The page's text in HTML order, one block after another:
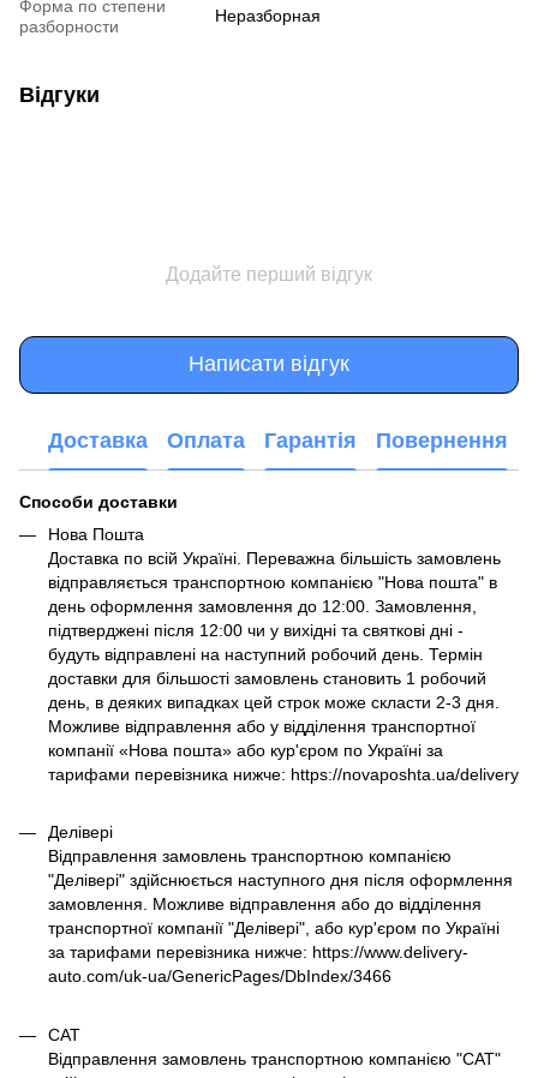
Форма по степени
разборности
Неразборная
Відгуки
Додайте перший відгук
Написати відгук
Доставка Оплата Гарантія Повернення
Способи доставки
Нова Пошта
Доставка по всій Україні. Переважна більшість замовлень
відправляється транспортною компанією "Нова пошта" в
день оформлення замовлення до 12:00. Замовлення,
підтверджені після 12:00 чи у вихідні та святкові дні -
будуть відправлені на наступний робочий день. Термін
доставки для більшості замовлень становить 1 робочий
день, в деяких випадках цей строк може скласти 2-3 дня.
Можливе відправлення або у відділення транспортної
компанії «Нова пошта» або кур'єром по Україні за
тарифами перевізника нижче: https://novaposhta.ua/delivery
Делівері
Відправлення замовлень транспортною компанією
"Делівері" здійснюється наступного дня після оформлення
замовлення. Можливе відправлення або до відділення
транспортної компанії "Делівері", або кур'єром по Україні
за тарифами перевізника нижче: https://www.delivery-
auto.com/uk-ua/GenericPages/DbIndex/3466
САТ
Відправлення замовлень транспортною компанією "САТ"